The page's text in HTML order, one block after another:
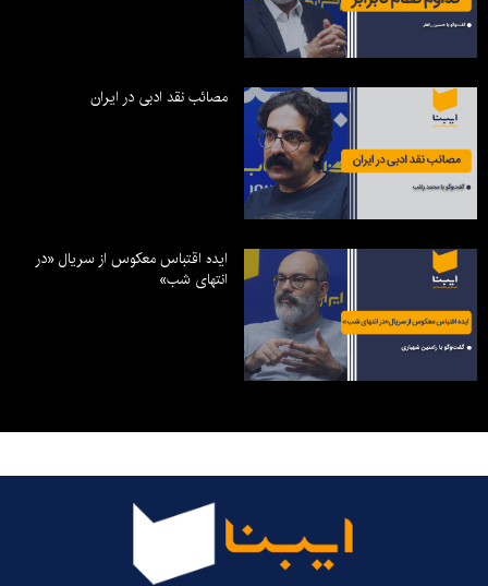
مصائب نقد ادبی در ایران
ایده اقتباس معکوس از سریال «در
انتهای شب»